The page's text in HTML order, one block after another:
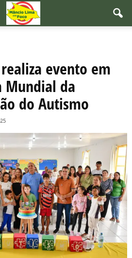
evento em
Mundial da
do Autismo